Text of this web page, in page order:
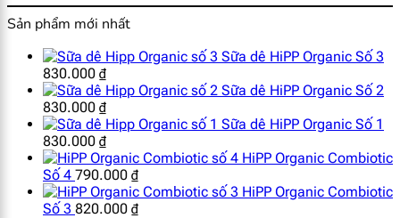
Sản phẩm mới nhất
Sữa dê HiPP Organic Số 3
830.000 ₫
Sữa dê HiPP Organic Số 2
830.000 ₫
Sữa dê HiPP Organic Số 1
830.000 ₫
HiPP Organic Combiotic
Số 4 790.000 ₫
HiPP Organic Combiotic
Số 3 820.000 ₫